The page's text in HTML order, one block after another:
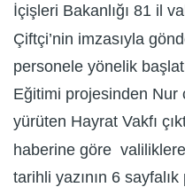
İçişleri Bakanlığı 81 il
Çiftçi’nin imzasıyla
personele yönelik
Eğitimi projesinden
yürüten Hayrat Vakfı
haberine göre
tarihli yazının 6